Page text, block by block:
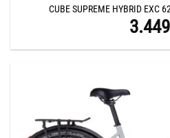
CUBE SUPREME HYBRID EXC
3.449